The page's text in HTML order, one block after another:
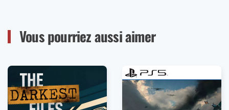
Vous pourriez aussi aimer